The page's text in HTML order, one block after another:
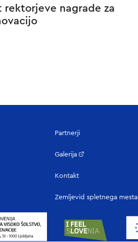
rektorjeve nagrade za
Partnerji
Galerija
Kontakt
Zemljevid spletnega mesta